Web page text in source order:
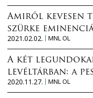
Amiről kevesen
szürke
2021.02.02.
MNL OL
A két
levéltárban: a
2020.11.27.
MNL OL